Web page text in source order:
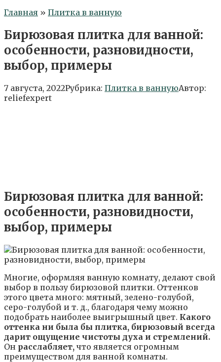
Главная » Плитка в ванную
Бирюзовая плитка для ванной:
особенности, разновидности,
выбор, примеры
7 августа, 2022Рубрика: Плитка в ваннуюАвтор:
reliefexpert
Бирюзовая плитка для ванной:
особенности, разновидности,
выбор, примеры
Многие, оформляя ванную комнату, делают свой
выбор в пользу бирюзовой плитки. Оттенков
этого цвета много: мятный, зелено-голубой,
серо-голубой и т. д., благодаря чему можно
подобрать наиболее выигрышный цвет. Какого
оттенка ни была бы плитка, бирюзовый всегда
дарит ощущение чистоты духа и стремлений.
Он расслабляет, что является огромным
преимуществом для ванной комнаты.